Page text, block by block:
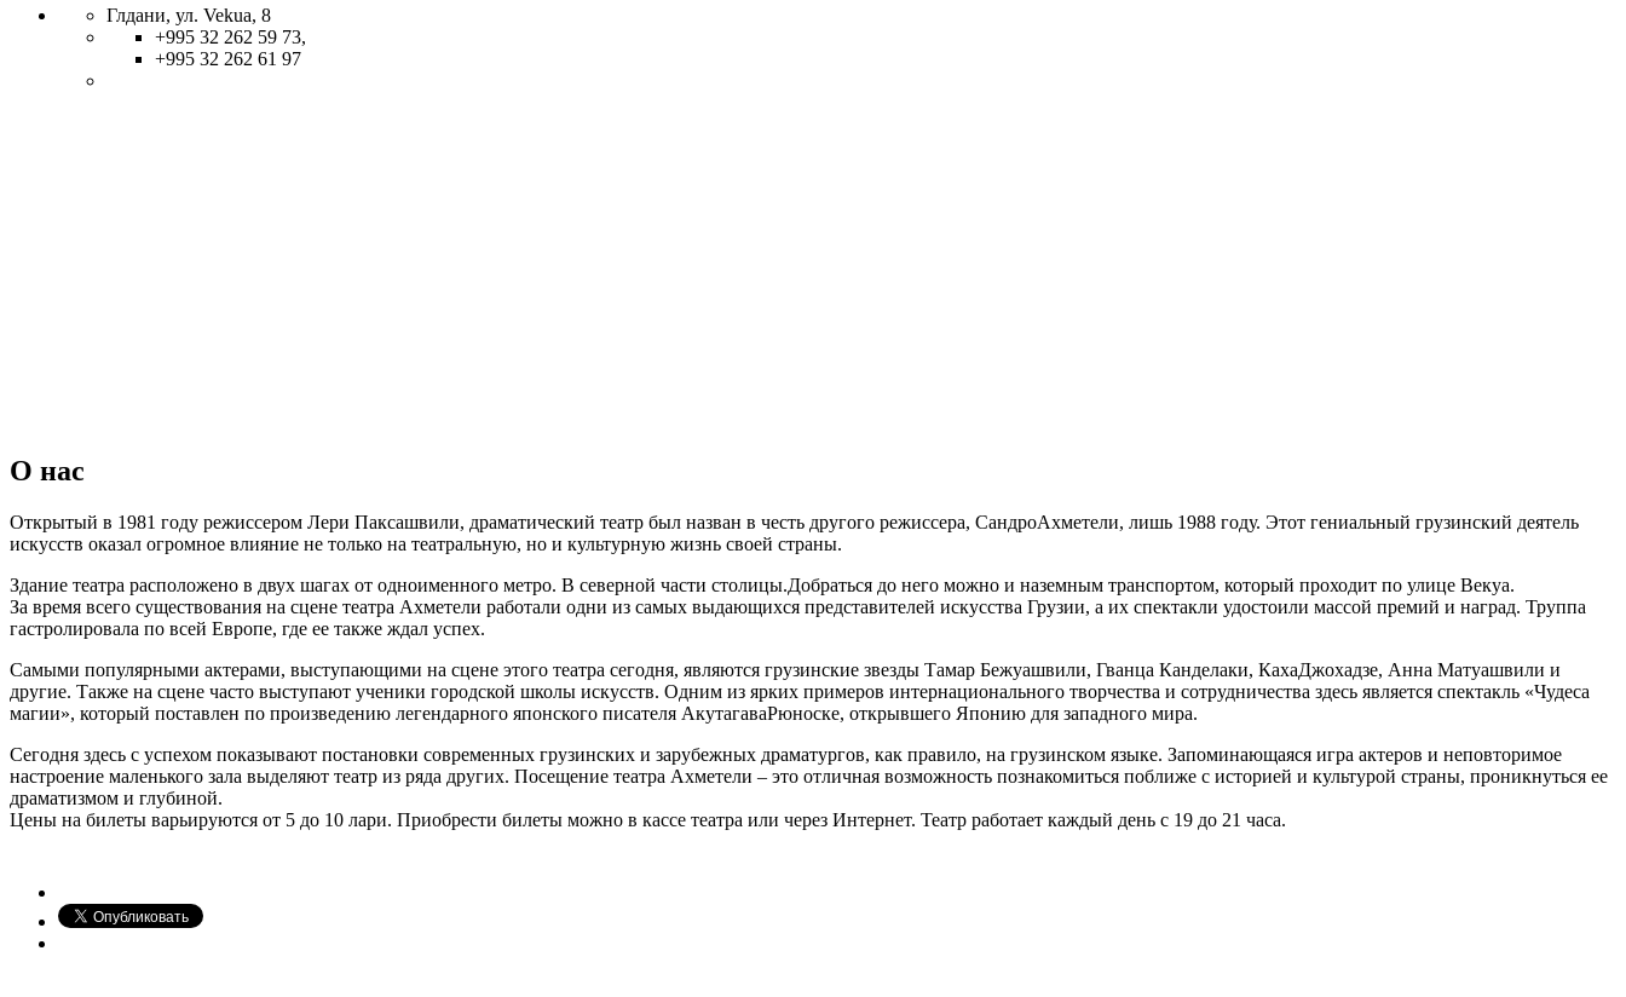
Глдани, ул. Vekua, 8
+995 32 262 59 73,
+995 32 262 61 97
О нас
Открытый в 1981 году режиссером Лери Паксашвили, драматический театр был назван в честь другого режиссера, СандроАхметели, лишь 1988 году. Этот гениальный грузинский деятель
искусств оказал огромное влияние не только на театральную, но и культурную жизнь своей страны.
Здание театра расположено в двух шагах от одноименного метро. В северной части столицы.Добраться до него можно и наземным транспортом, который проходит по улице Векуа.
За время всего существования на сцене театра Ахметели работали одни из самых выдающихся представителей искусства Грузии, а их спектакли удостоили массой премий и наград. Труппа
гастролировала по всей Европе, где ее также ждал успех.
Самыми популярными актерами, выступающими на сцене этого театра сегодня, являются грузинские звезды Тамар Бежуашвили, Гванца Канделаки, КахаДжохадзе, Анна Матуашвили и
другие. Также на сцене часто выступают ученики городской школы искусств. Одним из ярких примеров интернационального творчества и сотрудничества здесь является спектакль «Чудеса
магии», который поставлен по произведению легендарного японского писателя АкутагаваРюноске, открывшего Японию для западного мира.
Сегодня здесь с успехом показывают постановки современных грузинских и зарубежных драматургов, как правило, на грузинском языке. Запоминающаяся игра актеров и неповторимое
настроение маленького зала выделяют театр из ряда других. Посещение театра Ахметели – это отличная возможность познакомиться поближе с историей и культурой страны, проникнуться ее
драматизмом и глубиной.
Цены на билеты варьируются от 5 до 10 лари. Приобрести билеты можно в кассе театра или через Интернет. Театр работает каждый день с 19 до 21 часа.